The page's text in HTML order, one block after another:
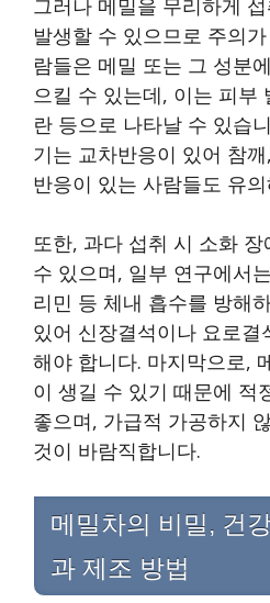
그러나 메밀을 무리하게
발생할 수 있으므로 주의
람들은 메밀 또는 그 성분
으킬 수 있는데, 이는 피부
란 등으로 나타날 수 있습
기는 교차반응이 있어 참
반응이 있는 사람들도 유
또한, 과다 섭취 시 소화
수 있으며, 일부 연구에서
리민 등 체내 흡수를 방해
있어 신장결석이나 요로결
해야 합니다. 마지막으로,
이 생길 수 있기 때문에 적
좋으며, 가급적 가공하지
것이 바람직합니다.
메밀차의 비밀, 건
과 제조 방법